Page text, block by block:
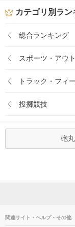
カテゴリ別ラン
総合ランキング
スポーツ・アウ
トラック・フィ
投擲競技
砲
関連サイト・ヘルプ・その他